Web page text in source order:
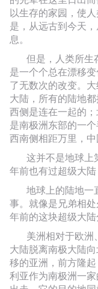
以生存的家园，使
是，从远古到今天
息。
但是，人类所生
是一个个总在漂移
了无数次的改变。
大陆，所有的陆地
西侧是连在一起的
是南极洲东部的一
西南侧相距万里，中
这并不是地球上
年前也有过超级大
地球上的陆地一
事。就像是兄弟相
年前的这块超级大
美洲相对于欧洲
大陆脱离南极大陆
移的亚洲，前方隆
利亚作为南极洲一